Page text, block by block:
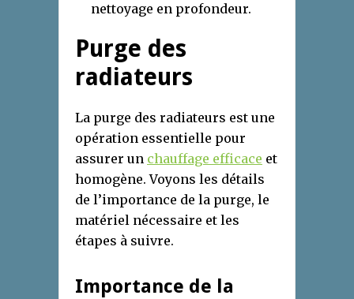
nettoyage en profondeur.
Purge des
radiateurs
La purge des radiateurs est une
opération essentielle pour
assurer un chauffage efficace et
homogène. Voyons les détails
de l’importance de la purge, le
matériel nécessaire et les
étapes à suivre.
Importance de la